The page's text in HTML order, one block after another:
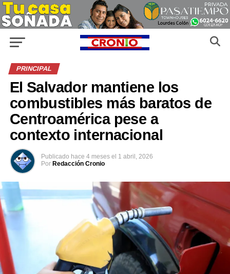
PRINCIPAL
El Salvador mantiene los
combustibles más baratos de
Centroamérica pese a
contexto internacional
Publicado hace 4 meses el 1 abril, 2026
Por Redacción Cronio